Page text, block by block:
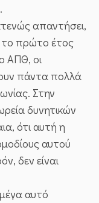
απαντήσει,
το πρώτο έτος
ΑΠΘ, οι
πάντα πολλά
Στην
δυνητικών
ότι αυτή η
αυτού
δεν είναι
αυτό